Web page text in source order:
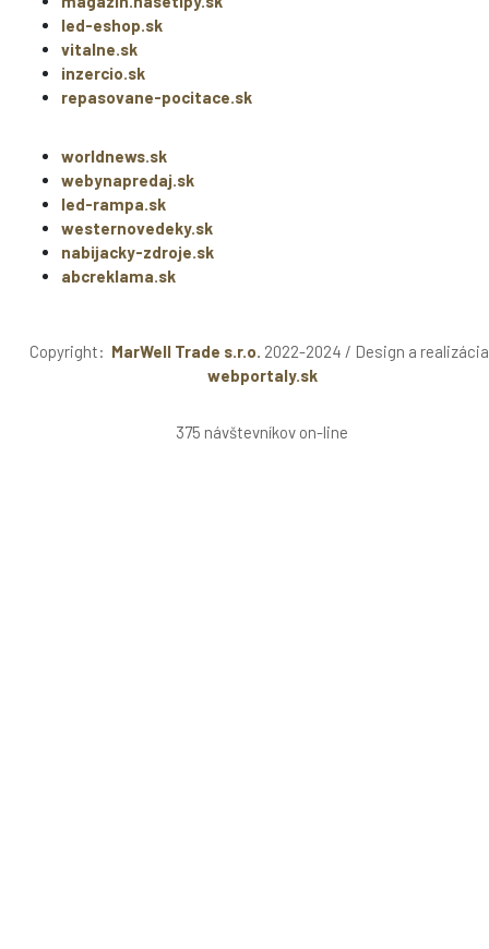
led-eshop.sk
vitalne.sk
inzercio.sk
repasovane-pocitace.sk
worldnews.sk
webynapredaj.sk
led-rampa.sk
westernovedeky.sk
nabijacky-zdroje.sk
abcreklama.sk
Copyright: MarWell Trade s.r.o. 2022-2024 / Design a
webportaly.sk
375 návštevníkov on-line